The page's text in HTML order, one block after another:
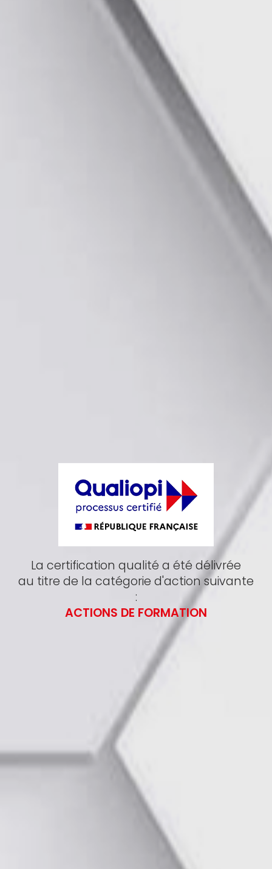
La certification qualité a été délivrée
au titre de la catégorie d'action suivante
:
ACTIONS DE FORMATION